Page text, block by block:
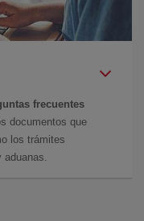
frecuentes
documentos que
los trámites
aduanas.